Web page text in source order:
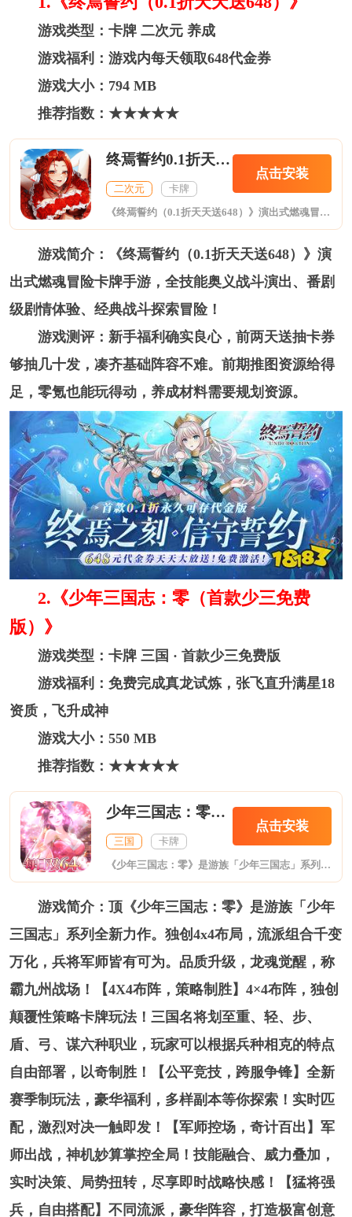
游戏类型：卡牌 二次元 养成
游戏福利：游戏内每天领取648代金券
游戏大小：794 MB
推荐指数：★★★★★
终焉誓约0.1折天天送648
二次元 卡牌
点击安装
《终焉誓约（0.1折天天送648）》演出式燃魂冒险卡牌手游，全技能奥义战斗演出、番剧级剧情体验、经典战斗探索冒险！
游戏简介：《终焉誓约（0.1折天天送648）》演
出式燃魂冒险卡牌手游，全技能奥义战斗演出、番剧
级剧情体验、经典战斗探索冒险！
游戏测评：新手福利确实良心，前两天送抽卡券
够抽几十发，凑齐基础阵容不难。前期推图资源给得
足，零氪也能玩得动，养成材料需要规划资源。
2.《少年三国志：零（首款少三免费
版）》
游戏类型：卡牌 三国 · 首款少三免费版
游戏福利：免费完成真龙试炼，张飞直升满星18
资质，飞升成神
游戏大小：550 MB
推荐指数：★★★★★
少年三国志：零首款少三系免费版
三国 卡牌
点击安装
《少年三国志：零》是游族「少年三国志」系列全新力作。独创4x4布局，流派组合千变万化，兵将军师皆有可为。品质升级，龙魂觉醒，称霸九州战场！【4X4布阵，策略制胜】4×4布阵，独创颠覆性策略卡牌玩法！三国名将划至重、轻、步、盾、弓、谋六种职业，玩家可以根据兵种相克的特点自由部署，以奇制胜！【公平竞技，跨服争锋】全新赛季制玩法，豪华福利，多样副本等你探索！实时匹配，激烈对决一触即发！【军师控场，奇计百
游戏简介：顶《少年三国志：零》是游族「少年
三国志」系列全新力作。独创4x4布局，流派组合千变
万化，兵将军师皆有可为。品质升级，龙魂觉醒，称
霸九州战场！【4X4布阵，策略制胜】4×4布阵，独创
颠覆性策略卡牌玩法！三国名将划至重、轻、步、
盾、弓、谋六种职业，玩家可以根据兵种相克的特点
自由部署，以奇制胜！【公平竞技，跨服争锋】全新
赛季制玩法，豪华福利，多样副本等你探索！实时匹
配，激烈对决一触即发！【军师控场，奇计百出】军
师出战，神机妙算掌控全局！技能融合、威力叠加，
实时决策、局势扭转，尽享即时战略快感！【猛将强
兵，自由搭配】不同流派，豪华阵容，打造极富创意